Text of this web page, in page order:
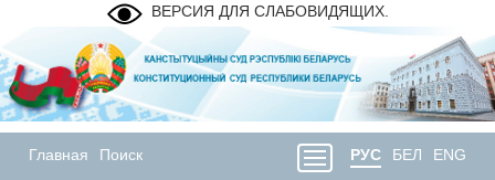
ВЕРСИЯ ДЛЯ СЛАБОВИДЯЩИХ.
Главная Поиск РУС БЕЛ ENG